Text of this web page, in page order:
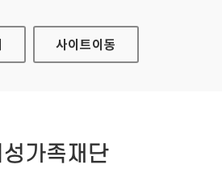
관 사이트이동
가족재단